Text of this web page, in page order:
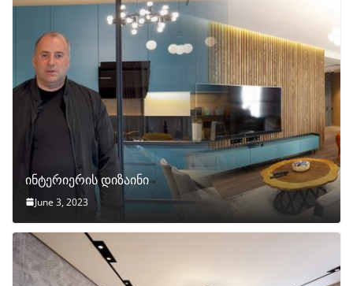
ინტერიერის დიზაინი
June 3, 2023